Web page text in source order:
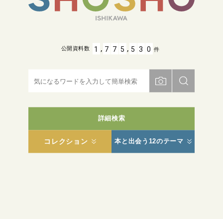
詳細検索
コレクション 本と出会う12のテーマ
公開資料数 1 , 7 7 5 , 5 3 0 件